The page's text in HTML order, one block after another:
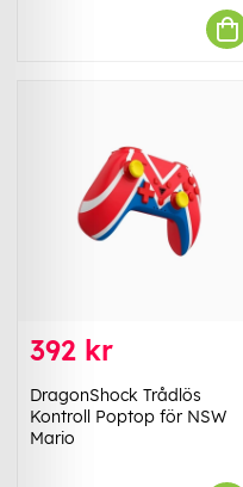
392 kr
DragonShock Trådlös
Kontroll Poptop för NSW
Mario